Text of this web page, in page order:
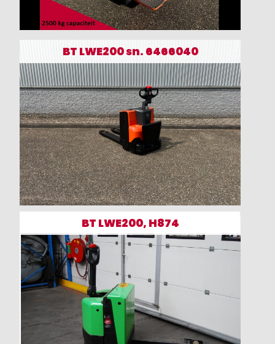
BT LWE200 sn. 6466040
BT LWE200, H874